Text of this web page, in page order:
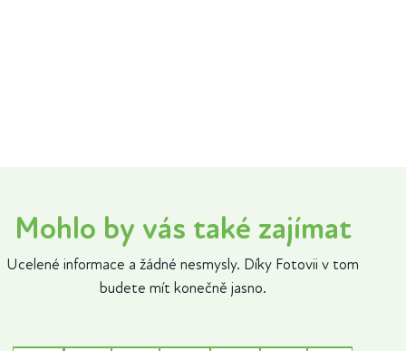
Mohlo by vás také zajímat
Ucelené informace a žádné nesmysly. Díky Fotovii v tom
budete mít konečně jasno.